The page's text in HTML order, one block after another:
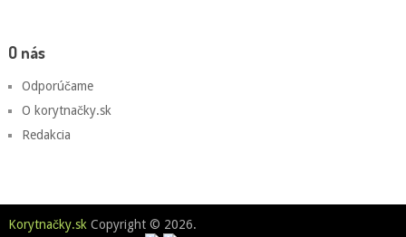
O nás
Odporúčame
O korytnačky.sk
Redakcia
Korytnačky.sk Copyright © 2026.